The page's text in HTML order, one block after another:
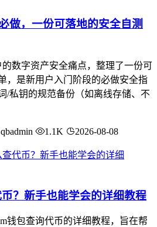
做，一份可落地的安全自测
的数字资产安全痛点，整理了一份可
，是新用户入门阶段的必做安全指
/私钥的规范备份（如离线存储、不
qbadmin 1.1K 2026-08-08
？新手也能学会的详细教程
钱包查询代币的详细教程，旨在帮